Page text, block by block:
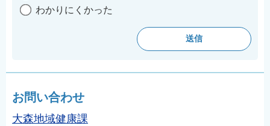
わかりにくかった
お問い合わせ
大森地域健康課